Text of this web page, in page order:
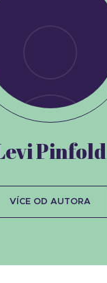
Pinfold
VÍCE OD AUTORA